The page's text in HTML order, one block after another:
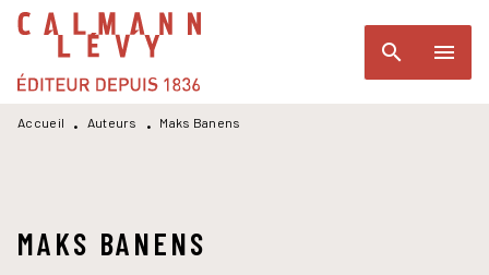
MENU RECHERCHE
PIED DE PAGE
search menu
Accueil • Auteurs • Maks Banens
MAKS BANENS